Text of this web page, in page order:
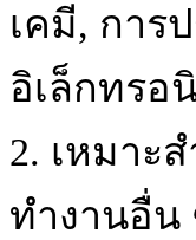
เคมี, การ
อิเล็กทรอ
2. เหมาะ
ทำงานอื่น